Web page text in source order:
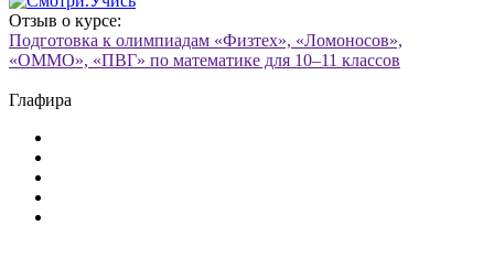
Отзыв о курсе:
Подготовка к олимпиадам «Физтех», «Ломоносов»,
«ОММО», «ПВГ» по математике для 10–11 классов
Глафира